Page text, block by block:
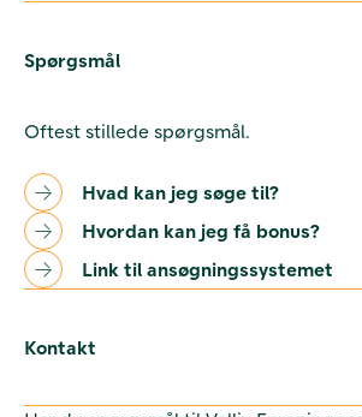
Spørgsmål
Oftest stillede spørgsmål.
Hvad kan jeg søge til?
Hvordan kan jeg få bonus?
Link til ansøgningssystemet
Kontakt